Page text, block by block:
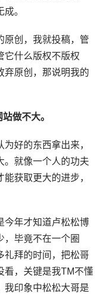
。
原创，我就投稿，管
它什么版权不版权
弃原创，那说明我的
做不大。
好的东西拿出来，
。就像一个人的功夫
获取更大的进步，
今年才知道卢松松博
，毕竟不在一个圈
礼拜的时间，把松哥
看，关键是我TM不懂
我印象中松松大哥是